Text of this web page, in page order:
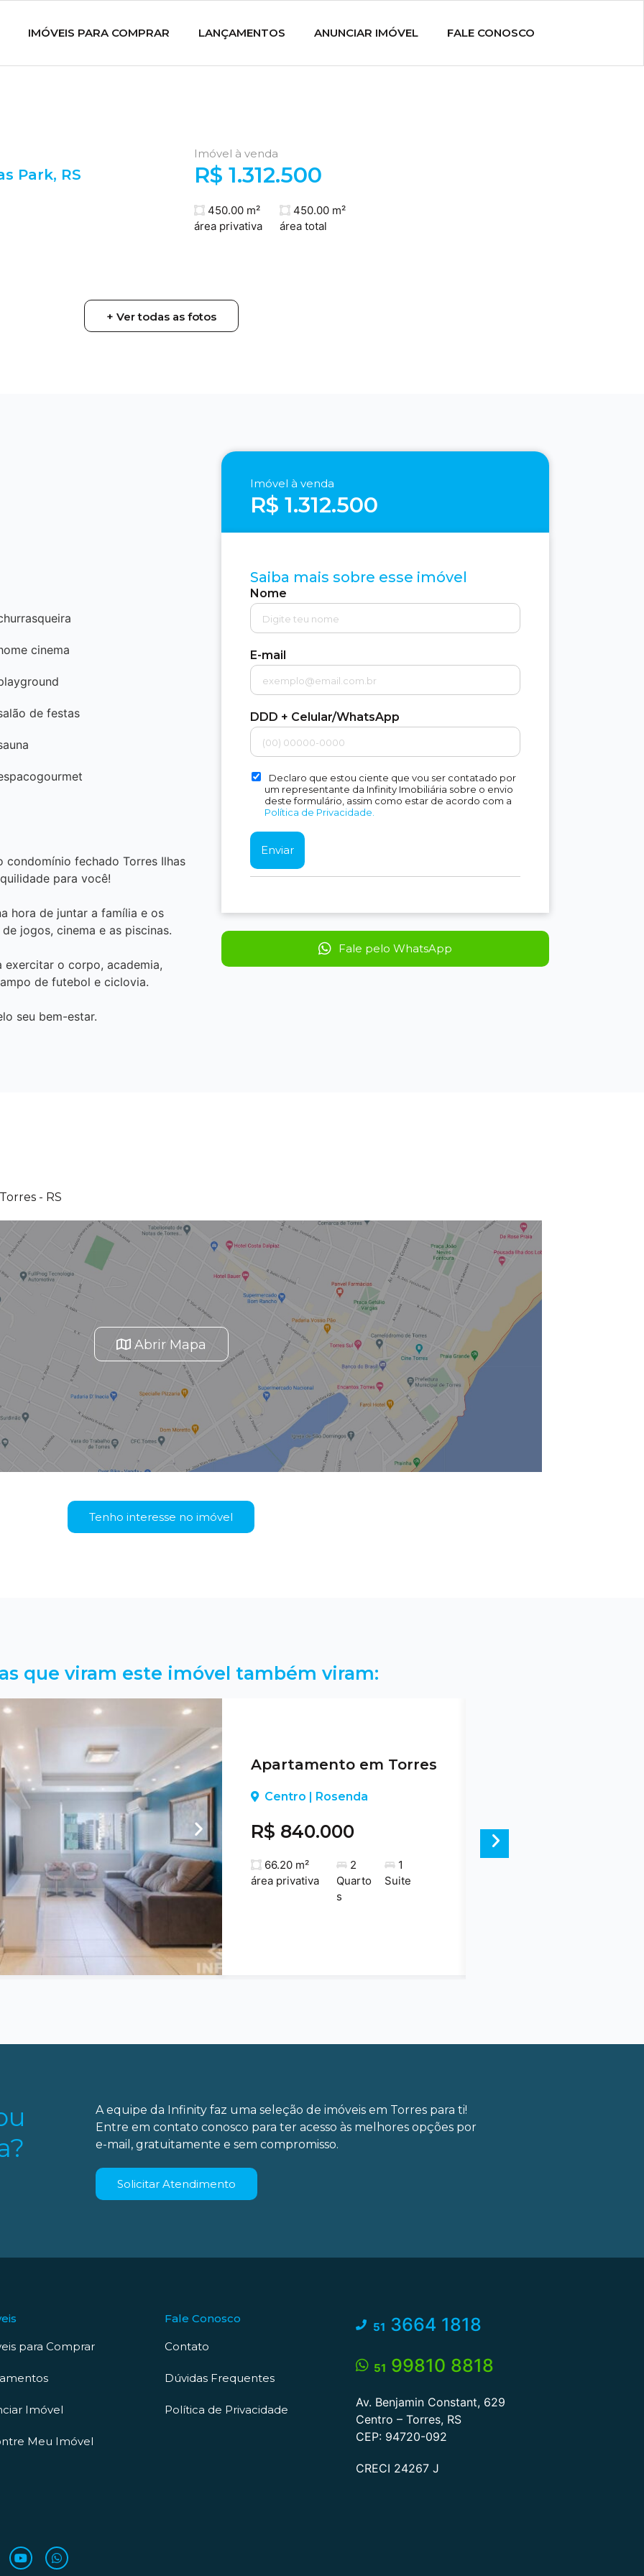
IMÓVEIS PARA COMPRAR LANÇAMENTOS ANUNCIAR IMÓVEL FALE CONOSCO
Park, RS
Imóvel à venda
R$ 1.312.500
450.00 m²
área privativa
450.00 m²
área total
+ Ver todas as fotos
cinema
de festas
fechado Torres Ilhas
para você!
hora de juntar a família e os
jogos, cinema e as piscinas.
o corpo, academia,
de futebol e ciclovia.
seu bem-estar.
Imóvel à venda
R$ 1.312.500
Saiba mais sobre esse imóvel
Nome
E-mail
DDD + Celular/WhatsApp
Declaro que estou ciente que vou ser contatado por
um representante da Infinity Imobiliária sobre o envio
deste formulário, assim como estar de acordo com a
Política de Privacidade.
Fale pelo WhatsApp
- RS
Abrir Mapa
Tenho interesse no imóvel
que viram este imóvel também viram:
Apartamento em Torres
Centro | Rosenda
R$ 840.000
66.20 m²
área privativa
2
Quarto
s
1
Suite
A equipe da Infinity faz uma seleção de imóveis em Torres para ti!
Entre em contato conosco para ter acesso às melhores opções por
e-mail, gratuitamente e sem compromisso.
Solicitar Atendimento
para Comprar
Imóvel
Meu Imóvel
Fale Conosco
Contato
Dúvidas Frequentes
Política de Privacidade
51 3664 1818
51 99810 8818
Av. Benjamin Constant, 629
Centro – Torres, RS
CEP: 94720-092
CRECI 24267 J